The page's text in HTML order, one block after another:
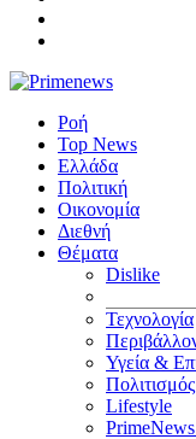
Ροή
Top News
Ελλάδα
Πολιτική
Οικονομία
Διεθνή
Θέματα
Dislike
Τεχνολογία
Υγεία &
Πολιτισμός
Lifestyle